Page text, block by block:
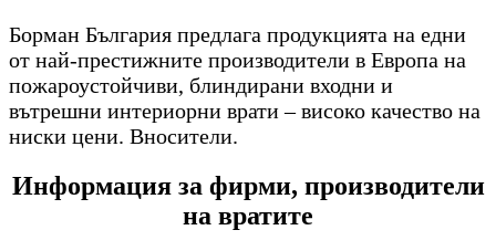
Борман България предлага продукцията на едни
от най-престижните производители в Европа на
пожароустойчиви, блиндирани входни и
вътрешни интериорни врати – високо качество на
ниски цени. Вносители.
Информация за фирми, производители
на вратите